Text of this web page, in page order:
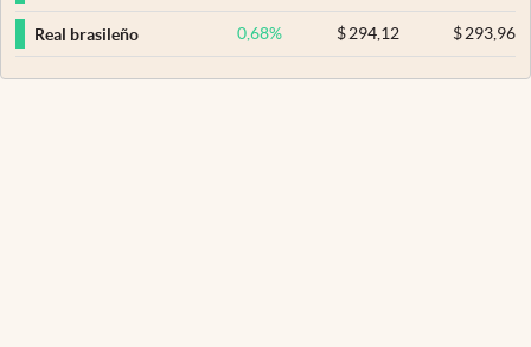
Real brasileño 0,68% $294,12 $293,96